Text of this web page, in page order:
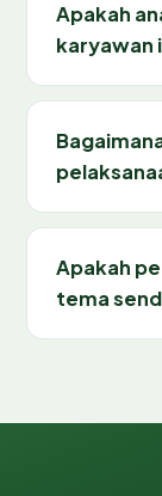
Apakah
karyawan
Apakah
tema